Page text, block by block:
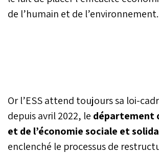
de l’humain et de l’environnement.
Or l’ESS attend toujours sa loi-
depuis avril 2022, le département
et de l’économie sociale et
enclenché le processus de